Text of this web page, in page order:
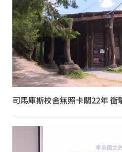
司馬庫斯校舍無照卡關22年 衝